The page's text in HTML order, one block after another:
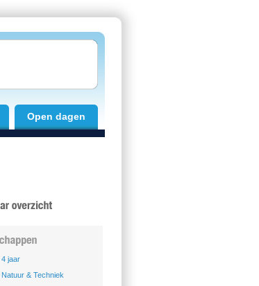
Open dagen
4 jaar
Natuur & Techniek